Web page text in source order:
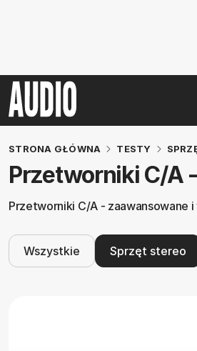
STRONA GŁÓWNA TESTY
Przetworniki C/A
Przetworniki C/A - zaawansowane
Wszystkie Sprzęt stereo